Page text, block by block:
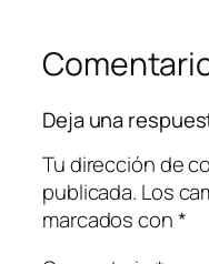
Deja una
Tu dirección de
publicada. Los
marcados con*